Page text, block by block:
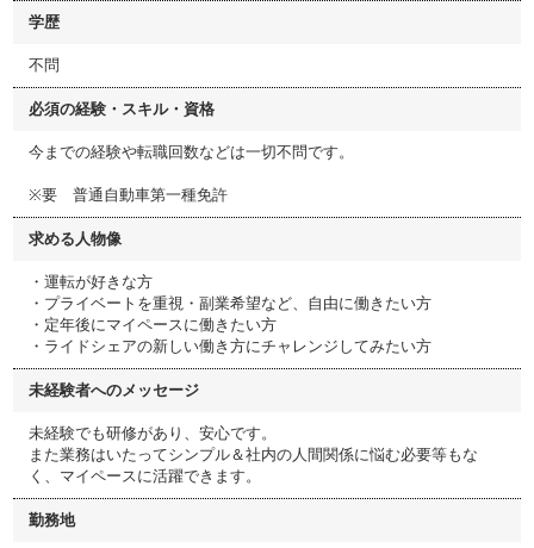
学歴
不問
必須の経験・スキル・資格
今までの経験や転職回数などは一切不問です。
※要 普通自動車第一種免許
求める人物像
・運転が好きな方
・プライベートを重視・副業希望など、自由に働きたい方
・定年後にマイペースに働きたい方
・ライドシェアの新しい働き方にチャレンジしてみたい方
未経験者へのメッセージ
未経験でも研修があり、安心です。
また業務はいたってシンプル＆社内の人間関係に悩む必要等もな
く、マイペースに活躍できます。
勤務地